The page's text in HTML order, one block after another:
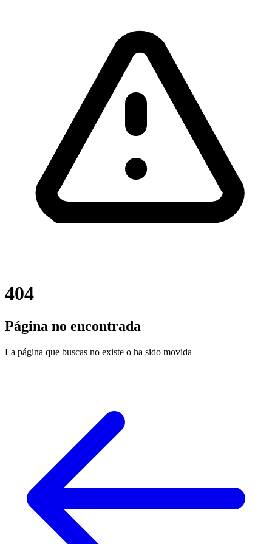
404
Página no encontrada
La página que buscas no existe o ha sido movida